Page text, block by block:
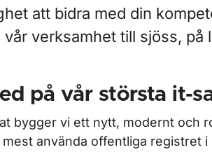
som är student
att bidra med din
verksamhet till sjöss, på
på vår största it-
bygger vi ett nytt, modernt och
mest använda offentliga registret